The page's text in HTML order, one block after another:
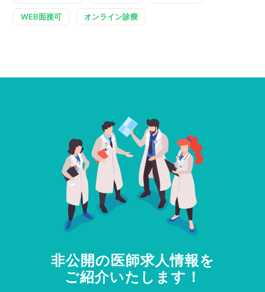
WEB面接可 オンライン診療
非公開の医師求人情報を
ご紹介いたします！